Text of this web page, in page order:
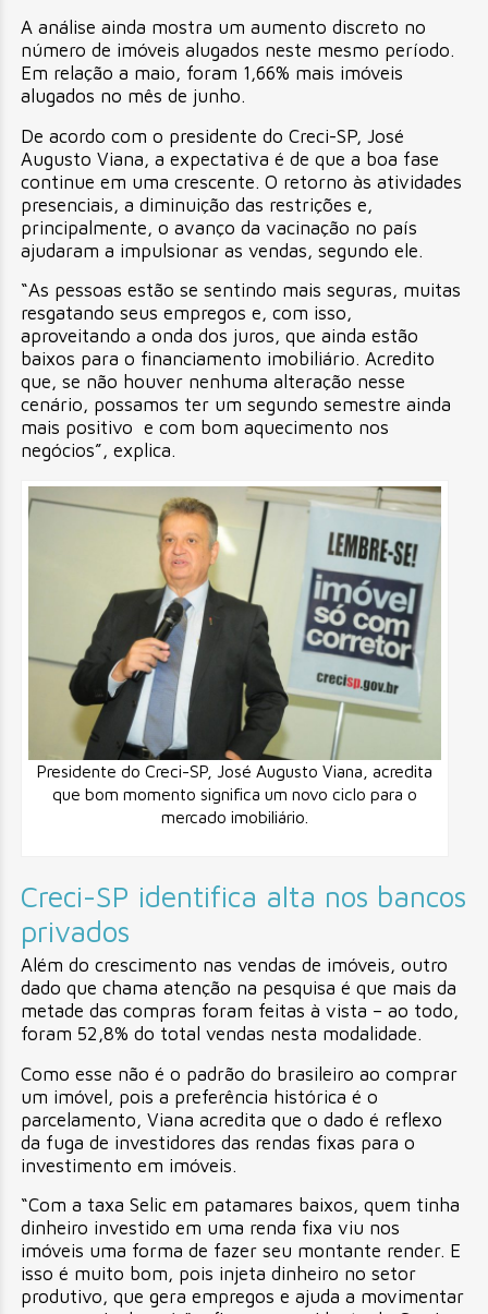
A análise ainda mostra um aumento discreto no
número de imóveis alugados neste mesmo período.
Em relação a maio, foram 1,66% mais imóveis
alugados no mês de junho.
De acordo com o presidente do Creci-SP, José
Augusto Viana, a expectativa é de que a boa fase
continue em uma crescente. O retorno às atividades
presenciais, a diminuição das restrições e,
principalmente, o avanço da vacinação no país
ajudaram a impulsionar as vendas, segundo ele.
“As pessoas estão se sentindo mais seguras, muitas
resgatando seus empregos e, com isso,
aproveitando a onda dos juros, que ainda estão
baixos para o financiamento imobiliário. Acredito
que, se não houver nenhuma alteração nesse
cenário, possamos ter um segundo semestre ainda
mais positivo e com bom aquecimento nos
negócios”, explica.
Presidente do Creci-SP, José Augusto Viana, acredita
que bom momento significa um novo ciclo para o
mercado imobiliário.
Creci-SP identifica alta nos bancos
privados
Além do crescimento nas vendas de imóveis, outro
dado que chama atenção na pesquisa é que mais da
metade das compras foram feitas à vista – ao todo,
foram 52,8% do total vendas nesta modalidade.
Como esse não é o padrão do brasileiro ao comprar
um imóvel, pois a preferência histórica é o
parcelamento, Viana acredita que o dado é reflexo
da fuga de investidores das rendas fixas para o
investimento em imóveis.
“Com a taxa Selic em patamares baixos, quem tinha
dinheiro investido em uma renda fixa viu nos
imóveis uma forma de fazer seu montante render. E
isso é muito bom, pois injeta dinheiro no setor
produtivo, que gera empregos e ajuda a movimentar